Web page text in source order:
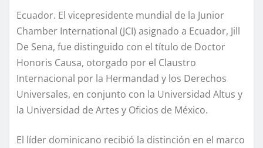
Ecuador. El vicepresidente mundial de la Junior
Chamber International (JCI) asignado a Ecuador, Jill
De Sena, fue distinguido con el título de Doctor
Honoris Causa, otorgado por el Claustro
Internacional por la Hermandad y los Derechos
Universales, en conjunto con la Universidad Altus y
la Universidad de Artes y Oficios de México.
El líder dominicano recibió la distinción en el marco